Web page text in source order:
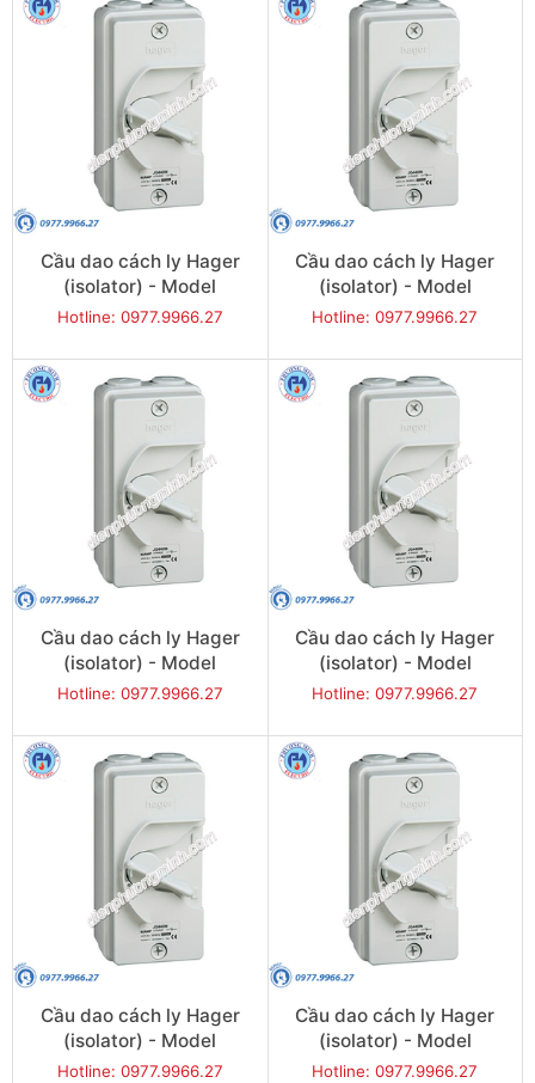
Cầu dao cách ly Hager
(isolator) - Model
JG340U
Hotline: 0977.9966.27
Cầu dao cách ly Hager
(isolator) - Model
JG420U
Hotline: 0977.9966.27
Cầu dao cách ly Hager
(isolator) - Model
JG432U
Hotline: 0977.9966.27
Cầu dao cách ly Hager
(isolator) - Model
JG440U
Hotline: 0977.9966.27
Cầu dao cách ly Hager
(isolator) - Model
JG463U
Hotline: 0977.9966.27
Cầu dao cách ly Hager
(isolator) - Model
JG220IN
Hotline: 0977.9966.27